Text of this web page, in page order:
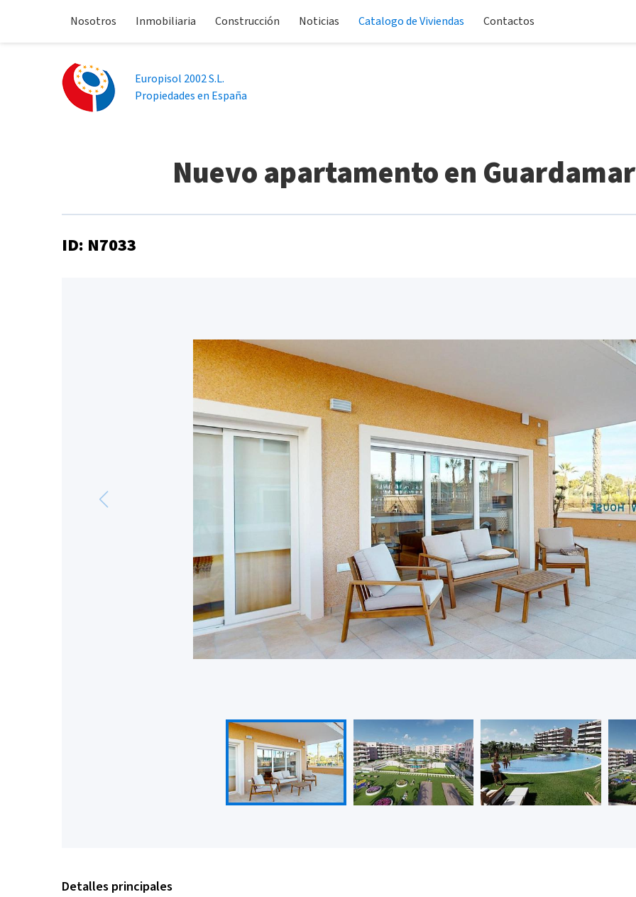
Nosotros Inmobiliaria Construcción Noticias Catalogo de Viviendas Contactos
Europisol 2002 S.L.
Propiedades en España
Nuevo apartamento en
ID: N7033
Detalles principales